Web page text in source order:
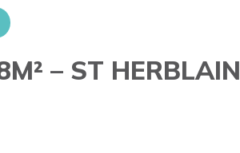
– ST HERBLAIN